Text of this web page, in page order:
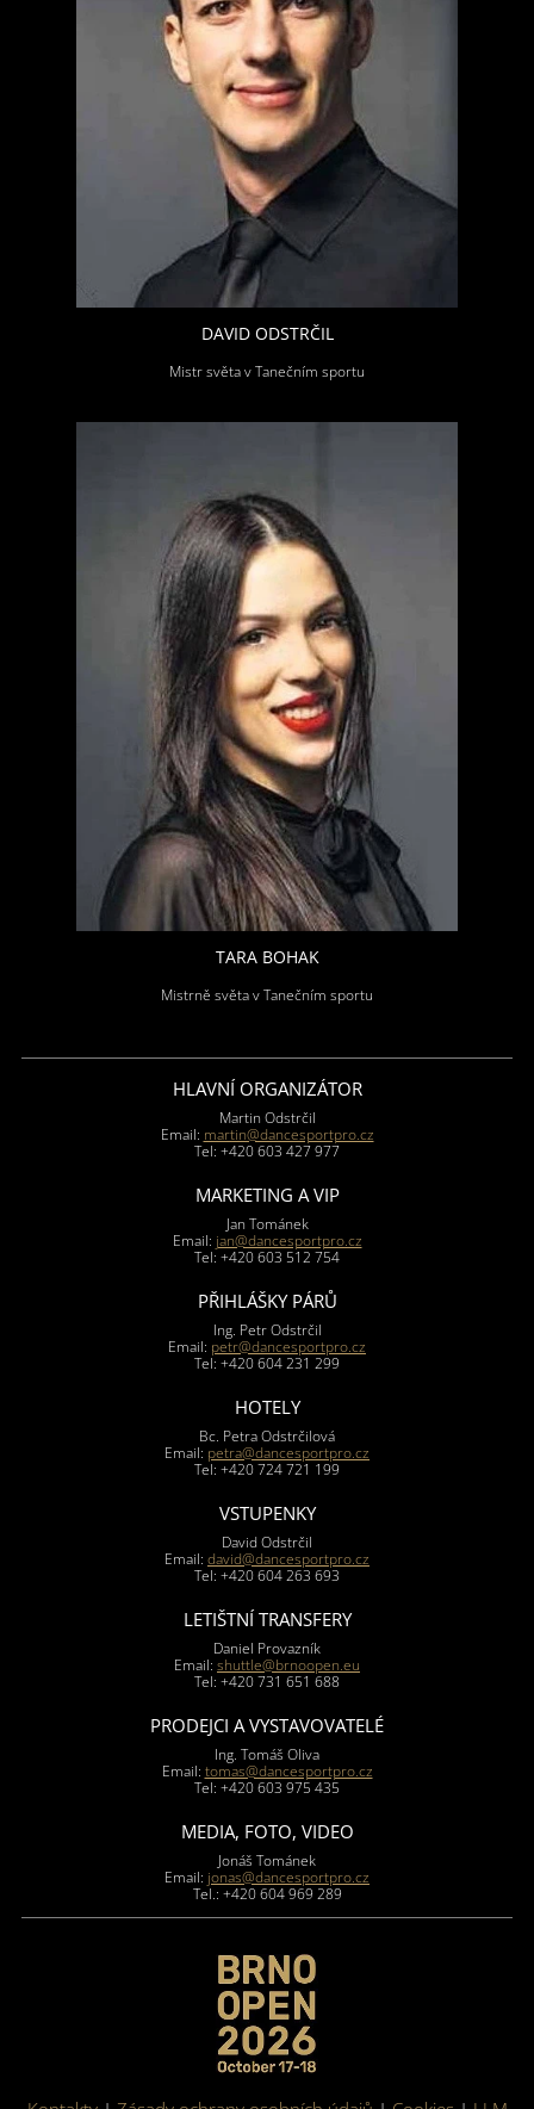
DAVID ODSTRČIL
Mistr světa v Tanečním sportu
TARA BOHAK
Mistrně světa v Tanečním sportu
HLAVNÍ ORGANIZÁTOR
Martin Odstrčil
Email: martin@dancesportpro.cz
Tel: +420 603 427 977
MARKETING A VIP
Jan Tománek
Email: jan@dancesportpro.cz
Tel: +420 603 512 754
PŘIHLÁŠKY PÁRŮ
Ing. Petr Odstrčil
Email: petr@dancesportpro.cz
Tel: +420 604 231 299
HOTELY
Bc. Petra Odstrčilová
Email: petra@dancesportpro.cz
Tel: +420 724 721 199
VSTUPENKY
David Odstrčil
Email: david@dancesportpro.cz
Tel: +420 604 263 693
LETIŠTNÍ TRANSFERY
Daniel Provazník
Email: shuttle@brnoopen.eu
Tel: +420 731 651 688
PRODEJCI A VYSTAVOVATELÉ
Ing. Tomáš Oliva
Email: tomas@dancesportpro.cz
Tel: +420 603 975 435
MEDIA, FOTO, VIDEO
Jonáš Tománek
Email: jonas@dancesportpro.cz
Tel.: +420 604 969 289